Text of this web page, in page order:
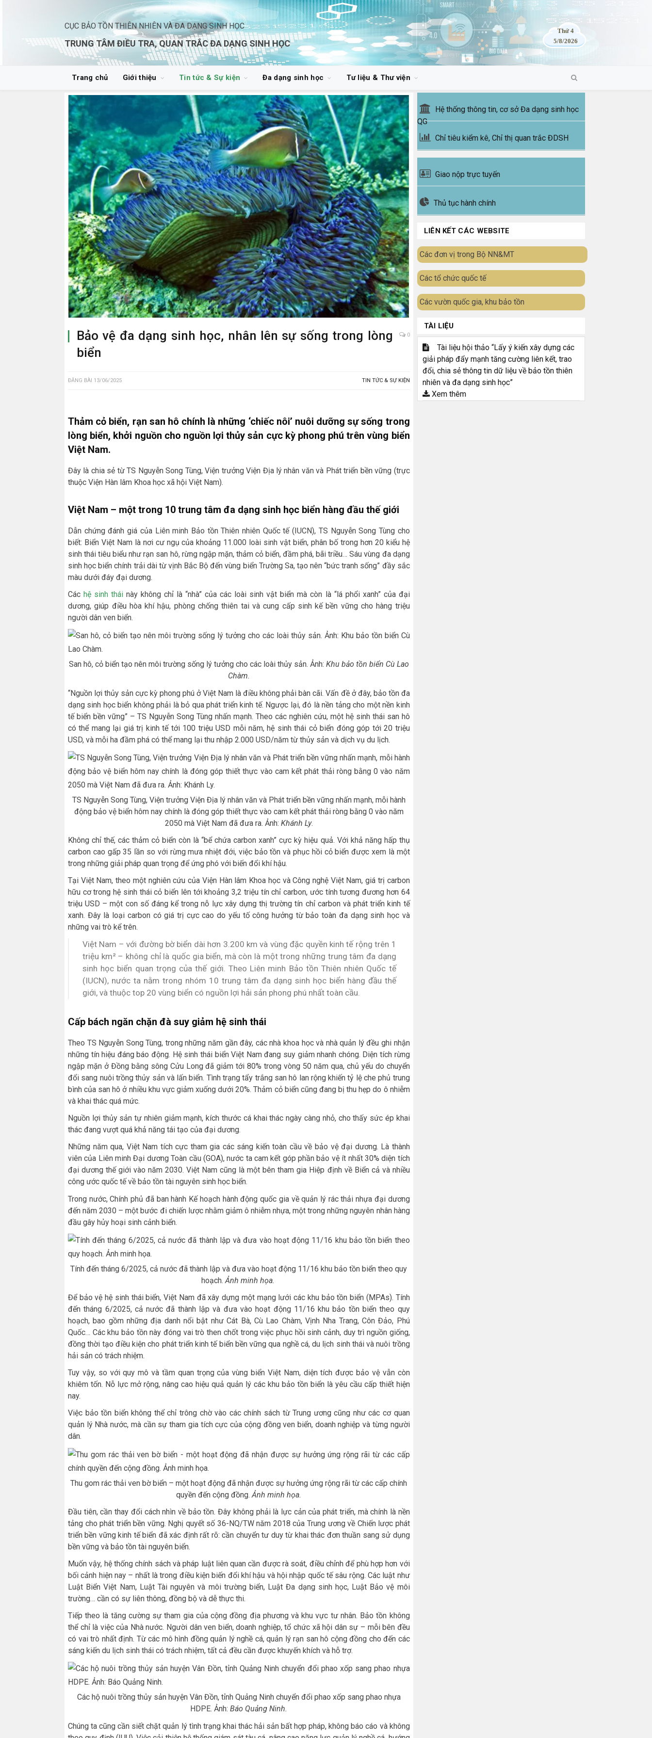
CỤC BẢO TỒN THIÊN NHIÊN VÀ ĐA DẠNG SINH HỌC
TRUNG TÂM ĐIỀU TRA, QUAN TRẮC ĐA DẠNG SINH HỌC
Thứ 4
5/8/2026
Trang chủ Giới thiệu Tin tức & Sự kiện Đa dạng sinh học Tư liệu & Thư viện
Bảo vệ đa dạng sinh học, nhân lên sự sống trong lòng
biển
0
ĐĂNG BÀI 13/06/2025 TIN TỨC & SỰ KIỆN
Thảm cỏ biển, rạn san hô chính là những ‘chiếc nôi’ nuôi dưỡng sự sống trong
lòng biển, khởi nguồn cho nguồn lợi thủy sản cực kỳ phong phú trên vùng biển
Việt Nam.
Đây là chia sẻ từ TS Nguyễn Song Tùng, Viện trưởng Viện Địa lý nhân văn và Phát triển bền vững (trực
thuộc Viện Hàn lâm Khoa học xã hội Việt Nam).
Việt Nam – một trong 10 trung tâm đa dạng sinh học biển hàng đầu thế giới
Dẫn chứng đánh giá của Liên minh Bảo tồn Thiên nhiên Quốc tế (IUCN), TS Nguyễn Song Tùng cho
biết: Biển Việt Nam là nơi cư ngụ của khoảng 11.000 loài sinh vật biển, phân bố trong hơn 20 kiểu hệ
sinh thái tiêu biểu như rạn san hô, rừng ngập mặn, thảm cỏ biển, đầm phá, bãi triều… Sáu vùng đa dạng
sinh học biển chính trải dài từ vịnh Bắc Bộ đến vùng biển Trường Sa, tạo nên “bức tranh sống” đầy sắc
màu dưới đáy đại dương.
Các hệ sinh thái này không chỉ là “nhà” của các loài sinh vật biển mà còn là “lá phổi xanh” của đại
dương, giúp điều hòa khí hậu, phòng chống thiên tai và cung cấp sinh kế bền vững cho hàng triệu
người dân ven biển.
San hô, cỏ biển tạo nên môi trường sống lý tưởng cho các loài thủy sản. Ảnh: Khu bảo tồn biển Cù Lao
Chàm.
“Nguồn lợi thủy sản cực kỳ phong phú ở Việt Nam là điều không phải bàn cãi. Vấn đề ở đây, bảo tồn đa
dạng sinh học biển không phải là bỏ qua phát triển kinh tế. Ngược lại, đó là nền tảng cho một nền kinh
tế biển bền vững” – TS Nguyễn Song Tùng nhấn mạnh. Theo các nghiên cứu, một hệ sinh thái san hô
có thể mang lại giá trị kinh tế tới 100 triệu USD mỗi năm, hệ sinh thái cỏ biển đóng góp tới 20 triệu
USD, và mỗi ha đầm phá có thể mang lại thu nhập 2.000 USD/năm từ thủy sản và dịch vụ du lịch.
TS Nguyễn Song Tùng, Viện trưởng Viện Địa lý nhân văn và Phát triển bền vững nhấn mạnh, mỗi hành
động bảo vệ biển hôm nay chính là đóng góp thiết thực vào cam kết phát thải ròng bằng 0 vào năm
2050 mà Việt Nam đã đưa ra. Ảnh: Khánh Ly.
Không chỉ thế, các thảm cỏ biển còn là “bể chứa carbon xanh” cực kỳ hiệu quả. Với khả năng hấp thụ
carbon cao gấp 35 lần so với rừng mưa nhiệt đới, việc bảo tồn và phục hồi cỏ biển được xem là một
trong những giải pháp quan trọng để ứng phó với biến đổi khí hậu.
Tại Việt Nam, theo một nghiên cứu của Viện Hàn lâm Khoa học và Công nghệ Việt Nam, giá trị carbon
hữu cơ trong hệ sinh thái cỏ biển lên tới khoảng 3,2 triệu tín chỉ carbon, ước tính tương đương hơn 64
triệu USD – một con số đáng kể trong nỗ lực xây dựng thị trường tín chỉ carbon và phát triển kinh tế
xanh. Đây là loại carbon có giá trị cực cao do yếu tố công hưởng từ bảo toàn đa dạng sinh học và
những vai trò kể trên.
Việt Nam – với đường bờ biển dài hơn 3.200 km và vùng đặc quyền kinh tế rộng trên 1
triệu km² – không chỉ là quốc gia biển, mà còn là một trong những trung tâm đa dạng
sinh học biển quan trọng của thế giới. Theo Liên minh Bảo tồn Thiên nhiên Quốc tế
(IUCN), nước ta nằm trong nhóm 10 trung tâm đa dạng sinh học biển hàng đầu thế
giới, và thuộc top 20 vùng biển có nguồn lợi hải sản phong phú nhất toàn cầu.
Cấp bách ngăn chặn đà suy giảm hệ sinh thái
Theo TS Nguyễn Song Tùng, trong những năm gần đây, các nhà khoa học và nhà quản lý đều ghi nhận
những tín hiệu đáng báo động. Hệ sinh thái biển Việt Nam đang suy giảm nhanh chóng. Diện tích rừng
ngập mặn ở Đồng bằng sông Cửu Long đã giảm tới 80% trong vòng 50 năm qua, chủ yếu do chuyển
đổi sang nuôi trồng thủy sản và lấn biển. Tình trạng tẩy trắng san hô lan rộng khiến tỷ lệ che phủ trung
bình của san hô ở nhiều khu vực giảm xuống dưới 20%. Thảm cỏ biển cũng đang bị thu hẹp do ô nhiễm
và khai thác quá mức.
Nguồn lợi thủy sản tự nhiên giảm mạnh, kích thước cá khai thác ngày càng nhỏ, cho thấy sức ép khai
thác đang vượt quá khả năng tái tạo của đại dương.
Những năm qua, Việt Nam tích cực tham gia các sáng kiến toàn cầu về bảo vệ đại dương. Là thành
viên của Liên minh Đại dương Toàn cầu (GOA), nước ta cam kết góp phần bảo vệ ít nhất 30% diện tích
đại dương thế giới vào năm 2030. Việt Nam cũng là một bên tham gia Hiệp định về Biển cả và nhiều
công ước quốc tế về bảo tồn tài nguyên sinh học biển.
Trong nước, Chính phủ đã ban hành Kế hoạch hành động quốc gia về quản lý rác thải nhựa đại dương
đến năm 2030 – một bước đi chiến lược nhằm giảm ô nhiễm nhựa, một trong những nguyên nhân hàng
đầu gây hủy hoại sinh cảnh biển.
Tính đến tháng 6/2025, cả nước đã thành lập và đưa vào hoạt động 11/16 khu bảo tồn biển theo quy
hoạch.Ảnh minh họa.
Để bảo vệ hệ sinh thái biển, Việt Nam đã xây dựng một mạng lưới các khu bảo tồn biển (MPAs). Tính
đến tháng 6/2025, cả nước đã thành lập và đưa vào hoạt động 11/16 khu bảo tồn biển theo quy
hoạch, bao gồm những địa danh nổi bật như Cát Bà, Cù Lao Chàm, Vịnh Nha Trang, Côn Đảo, Phú
Quốc… Các khu bảo tồn này đóng vai trò then chốt trong việc phục hồi sinh cảnh, duy trì nguồn giống,
đồng thời tạo điều kiện cho phát triển kinh tế biển bền vững qua nghề cá, du lịch sinh thái và nuôi trồng
hải sản có trách nhiệm.
Tuy vậy, so với quy mô và tầm quan trọng của vùng biển Việt Nam, diện tích được bảo vệ vẫn còn
khiêm tốn. Nỗ lực mở rộng, nâng cao hiệu quả quản lý các khu bảo tồn biển là yêu cầu cấp thiết hiện
nay.
Việc bảo tồn biển không thể chỉ trông chờ vào các chính sách từ Trung ương cũng như các cơ quan
quản lý Nhà nước, mà cần sự tham gia tích cực của cộng đồng ven biển, doanh nghiệp và từng người
dân.
Thu gom rác thải ven bờ biển – một hoạt động đã nhận được sự hưởng ứng rộng rãi từ các cấp chính
quyền đến cộng đồng. Ảnh minh họa.
Đầu tiên, cần thay đổi cách nhìn về bảo tồn. Đây không phải là lực cản của phát triển, mà chính là nền
tảng cho phát triển bền vững. Nghị quyết số 36-NQ/TW năm 2018 của Trung ương về Chiến lược phát
triển bền vững kinh tế biển đã xác định rất rõ: cần chuyển tư duy từ khai thác đơn thuần sang sử dụng
bền vững và bảo tồn tài nguyên biển.
Muốn vậy, hệ thống chính sách và pháp luật liên quan cần được rà soát, điều chỉnh để phù hợp hơn với
bối cảnh hiện nay – nhất là trong điều kiện biến đổi khí hậu và hội nhập quốc tế sâu rộng. Các luật như
Luật Biển Việt Nam, Luật Tài nguyên và môi trường biển, Luật Đa dạng sinh học, Luật Bảo vệ môi
trường… cần có sự liên thông, đồng bộ và dễ thực thi.
Tiếp theo là tăng cường sự tham gia của cộng đồng địa phương và khu vực tư nhân. Bảo tồn không
thể chỉ là việc của Nhà nước. Người dân ven biển, doanh nghiệp, tổ chức xã hội dân sự – mỗi bên đều
có vai trò nhất định. Từ các mô hình đồng quản lý nghề cá, quản lý rạn san hô cộng đồng cho đến các
sáng kiến du lịch sinh thái có trách nhiệm, tất cả đều cần được khuyến khích và hỗ trợ.
Các hộ nuôi trồng thủy sản huyện Vân Đồn, tỉnh Quảng Ninh chuyển đổi phao xốp sang phao nhựa
HDPE. Ảnh:Báo Quảng Ninh.
Chúng ta cũng cần siết chặt quản lý tình trạng khai thác hải sản bất hợp pháp, không báo cáo và không
Hệ thống thông tin, cơ sở Đa dạng sinh học
QG
Chỉ tiêu kiểm kê, Chỉ thị quan trắc ĐDSH
Giao nộp trực tuyến
Thủ tục hành chính
LIÊN KẾT CÁC WEBSITE
Các đơn vị trong Bộ NN&MT
Các tổ chức quốc tế
Các vườn quốc gia, khu bảo tồn
TÀI LIỆU
Tài liệu hội thảo “Lấy ý kiến xây dựng các
giải pháp đẩy mạnh tăng cường liên kết, trao
đổi, chia sẻ thông tin dữ liệu về bảo tồn thiên
nhiên và đa dạng sinh học”
Xem thêm